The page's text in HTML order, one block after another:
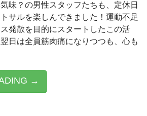
味？の男性スタッフたちも、定休日
サルを楽しんできました！運動不足
発散を目的にスタートしたこの活
日は全員筋肉痛になりつつも、心も
→